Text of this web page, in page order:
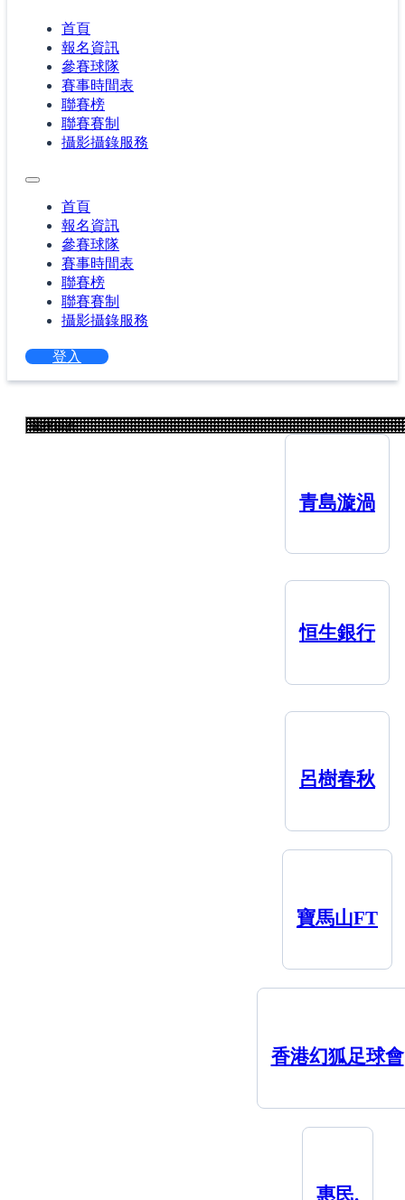
首頁
報名資訊
參賽球隊
賽事時間表
聯賽榜
聯賽賽制
攝影攝錄服務
首頁
報名資訊
參賽球隊
賽事時間表
聯賽榜
聯賽賽制
攝影攝錄服務
登入
青島漩渦
恒生銀行
呂樹春秋
寶馬山FT
香港幻狐足球會
惠民.